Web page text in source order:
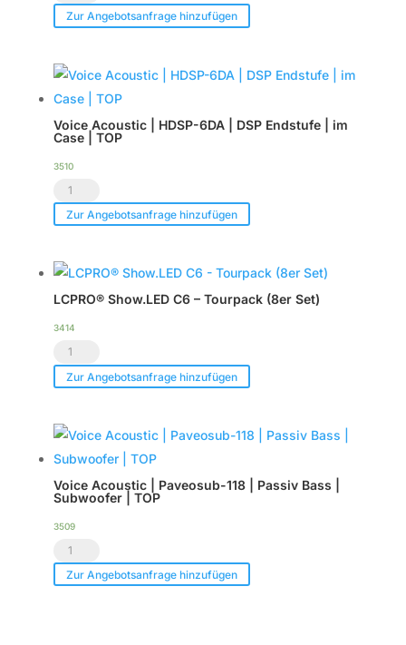
CXN-
Menge
CXN-
Menge
Zur Angebotsanfrage hinzufügen
Voice Acoustic | HDSP-6DA | DSP Endstufe | im
Case | TOP
3510
Voice
Acoustic
HDSP-
6DA
|
DSP
Endstufe
Case
Menge
Zur Angebotsanfrage hinzufügen
LCPRO® Show.LED C6 – Tourpack (8er Set)
3414
LCPRO®
Show.LED
-
Tourpack
(8er
Set)
Zur Angebotsanfrage hinzufügen
Voice Acoustic | Paveosub-118 | Passiv Bass |
Subwoofer | TOP
3509
Voice
Acoustic
Zur Angebotsanfrage hinzufügen